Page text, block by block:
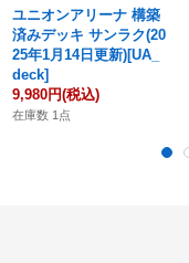
ユニオンアリーナ 構築
済みデッキ サンラク(20
25年1月14日更新)[UA_
deck]
9,980円(税込)
在庫数 1点